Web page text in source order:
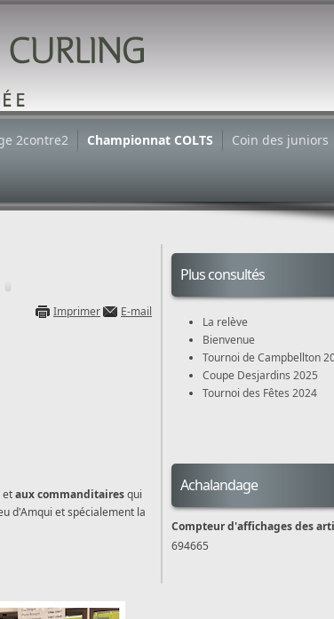
2contre2 Championnat COLTS Coin des juniors
Imprimer E-mail
etaux commanditairesqui
d'Amqui et spécialement la
Plus consultés
La relève
Bienvenue
Tournoi de Campbellton
Coupe Desjardins 2025
Tournoi des Fêtes 2024
Achalandage
Compteur d'affichages des
694665